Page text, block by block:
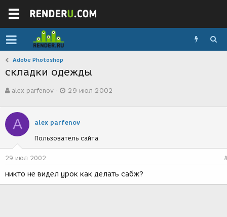
Adobe Photoshop
складки одежды
в
о
р
т
е
м
ы
alex parfenov
а
с
з
д
и
я
29 июл 2002
A alex parfenov
Пользователь сайта
29 июл 2002
никто не видел урок как делать сабж?